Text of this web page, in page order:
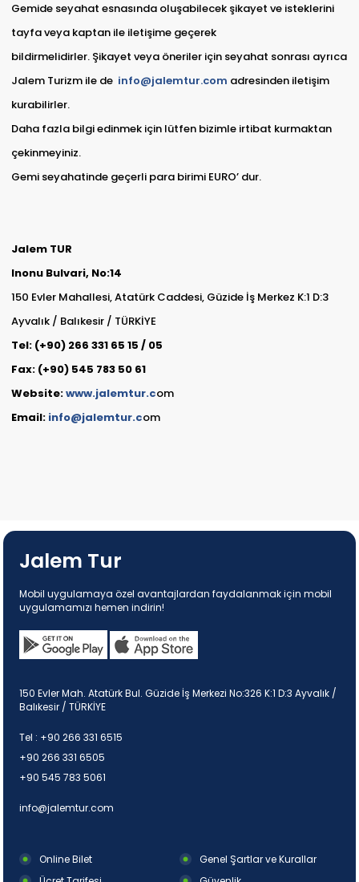
Gemide seyahat esnasında oluşabilecek şikayet ve isteklerini
tayfa veya kaptan ile iletişime geçerek
bildirmelidirler. Şikayet veya öneriler için seyahat sonrası ayrıca
Jalem Turizm ile de info@jalemtur.com adresinden iletişim
kurabilirler.
Daha fazla bilgi edinmek için lütfen bizimle irtibat kurmaktan
çekinmeyiniz.
Gemi seyahatinde geçerli para birimi EURO’ dur.
Jalem TUR
Inonu Bulvari, No:14
150 Evler Mahallesi, Atatürk Caddesi, Güzide İş Merkez K:1 D:3
Ayvalık / Balıkesir / TÜRKİYE
Tel: (+90) 266 331 65 15 / 05
Fax: (+90) 545 783 50 61
Website:www.jalemtur.com
Email: info@jalemtur.com
Jalem Tur
Mobil uygulamaya özel avantajlardan faydalanmak için mobil
uygulamamızı hemen indirin!
150 Evler Mah. Atatürk Bul. Güzide İş Merkezi No:326 K:1 D:3 Ayvalık /
Balıkesir / TÜRKİYE
Tel : +90 266 331 6515
+90 266 331 6505
+90 545 783 5061
info@jalemtur.com
Online Bilet
Genel Şartlar ve Kurallar